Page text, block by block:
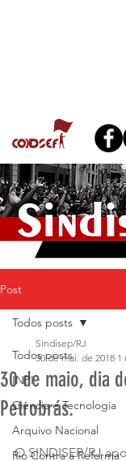
Post
Todos posts
INPI
Ciência e Tecnologia
Arquivo Nacional
Rio Contra a Reforma
Todos posts
30 de maio, dia
Petrobrás.
Sindisep/RJ
30 de mai. de 2018 1
O SINDISEP/RJ